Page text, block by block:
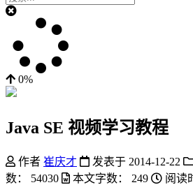
0%
Java SE 视频学习教程
作者 崔庆才 发表于 2014-12-22
数：
54030 本文字数： 249 阅读